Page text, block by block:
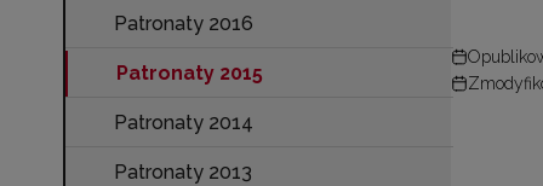
Patronaty 2016
Patronaty 2015
Patronaty 2014
Patronaty 2013